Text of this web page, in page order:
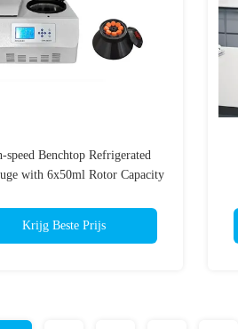
speed Benchtop Refrigerated
with 6x50ml Rotor Capacity
Krijg Beste Prijs